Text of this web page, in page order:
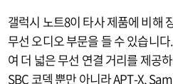
갤럭시 노트8이 타사 제품에 비해
무선 오디오 부문을 들 수 있습니
여 더 넓은 무선 연결 거리를 제공
SBC 코덱 뿐만 아니라 APT-X,